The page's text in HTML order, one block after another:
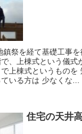
鎮祭を経て基礎工事
、上棟式という儀式
上棟式というものを
いる方は 少なくな...
住宅の天井